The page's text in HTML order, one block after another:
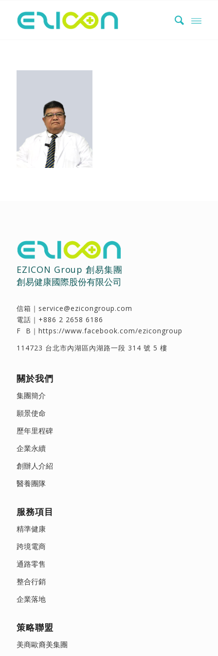
EZICON Group 創易集團
創易健康國際股份有限公司
信箱｜ service@ezicongroup.com
電話｜ +886 2 2658 6186
F B｜ https://www.facebook.com/ezicongroup
114723 台北市內湖區內湖路一段 314 號 5 樓
關於我們
集團簡介
願景使命
歷年里程碑
企業永續
創辦人介紹
醫養團隊
服務項目
精準健康
跨境電商
通路零售
整合行銷
企業落地
策略聯盟
美商歐裔美集團